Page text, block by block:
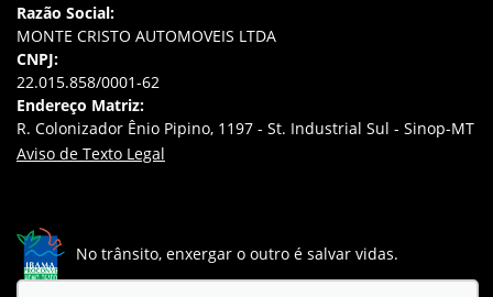
Razão Social:
MONTE CRISTO AUTOMOVEIS LTDA
CNPJ:
22.015.858/0001-62
Endereço Matriz:
R. Colonizador Ênio Pipino, 1197 - St. Industrial Sul - Sinop-MT
Aviso de Texto Legal
No trânsito, enxergar o outro é salvar vidas.